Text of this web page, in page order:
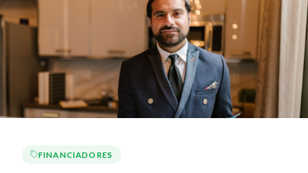
FINANCIADORES